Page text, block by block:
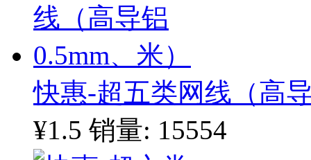
快惠-超五类网线（高
¥1.5 销量: 15554